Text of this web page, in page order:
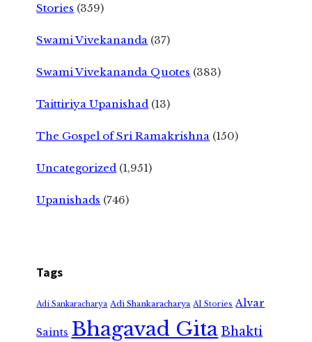
Stories (359)
Swami Vivekananda (37)
Swami Vivekananda Quotes (383)
Taittiriya Upanishad (13)
The Gospel of Sri Ramakrishna (150)
Uncategorized (1,951)
Upanishads (746)
Tags
Adi Sankaracharya Adi Shankaracharya AI Stories Alvar
Saints Bhagavad GitaBhakti